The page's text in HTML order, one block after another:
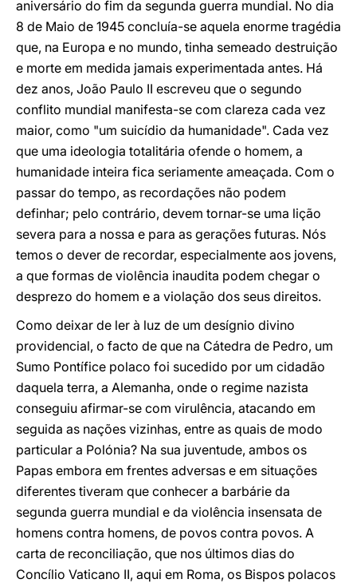
aniversário do fim da segunda guerra mundial. No dia
8 de Maio de 1945 concluía-se aquela enorme tragédia
que, na Europa e no mundo, tinha semeado destruição
e morte em medida jamais experimentada antes. Há
dez anos, João Paulo II escreveu que o segundo
conflito mundial manifesta-se com clareza cada vez
maior, como "um suicídio da humanidade". Cada vez
que uma ideologia totalitária ofende o homem, a
humanidade inteira fica seriamente ameaçada. Com o
passar do tempo, as recordações não podem
definhar; pelo contrário, devem tornar-se uma lição
severa para a nossa e para as gerações futuras. Nós
temos o dever de recordar, especialmente aos jovens,
a que formas de violência inaudita podem chegar o
desprezo do homem e a violação dos seus direitos.
Como deixar de ler à luz de um desígnio divino
providencial, o facto de que na Cátedra de Pedro, um
Sumo Pontífice polaco foi sucedido por um cidadão
daquela terra, a Alemanha, onde o regime nazista
conseguiu afirmar-se com virulência, atacando em
seguida as nações vizinhas, entre as quais de modo
particular a Polónia? Na sua juventude, ambos os
Papas embora em frentes adversas e em situações
diferentes tiveram que conhecer a barbárie da
segunda guerra mundial e da violência insensata de
homens contra homens, de povos contra povos. A
carta de reconciliação, que nos últimos dias do
Concílio Vaticano II, aqui em Roma, os Bispos polacos